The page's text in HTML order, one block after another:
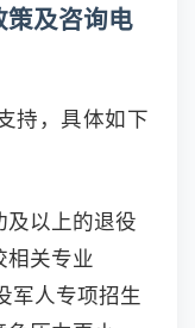
策及咨询电
持，具体如下
及以上的退役
相关专业
军人专项招生